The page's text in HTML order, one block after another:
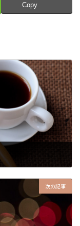
Copy
次の記事